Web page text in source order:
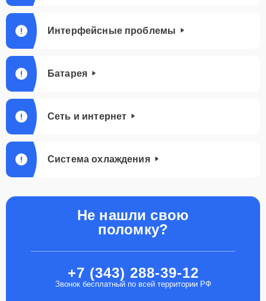
Интерфейсные проблемы
Батарея
Сеть и интернет
Система охлаждения
Не нашли свою
поломку?
+7 (343) 288-39-12
Звонок бесплатный по всей территории РФ